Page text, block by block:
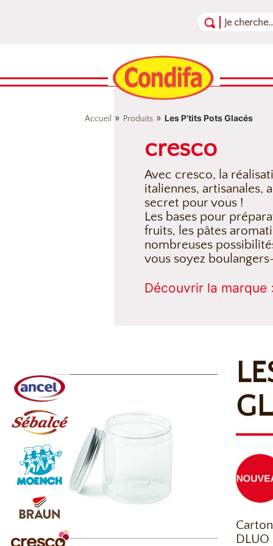
Aller au contenu
Aller au menu
Aller au pied de page
Accueil» Produits» Les P’tits Pots Glacés
cresco
Avec cresco, la
italiennes, artisanales,
secret pour vous !
Les bases pour
fruits, les pâtes
nombreuses
vous soyez
Découvrir la marque
DLUO